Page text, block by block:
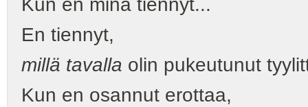
Kun en minä tiennyt...
En tiennyt,
millä tavalla olin pukeutunut
Kun en osannut erottaa,